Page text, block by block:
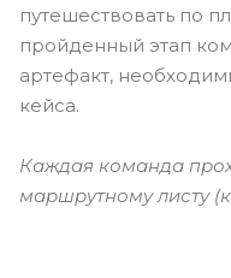
путешествовать по
пройденный этап
артефакт,
кейса.
Каждая команда
маршрутному листу